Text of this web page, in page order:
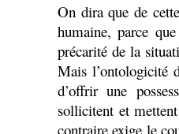
On dira que de
humaine, parce
précarité de la
Mais l’ontologicité
d’offrir une
sollicitent et
contraire exige le